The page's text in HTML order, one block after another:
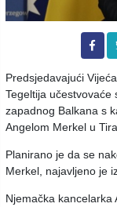
Predsjedavajući
Tegeltija
zapadnog Balkana s
Angelom Merkel u
Planirano je da se
Merkel, najavljeno je
Njemačka kancelarka